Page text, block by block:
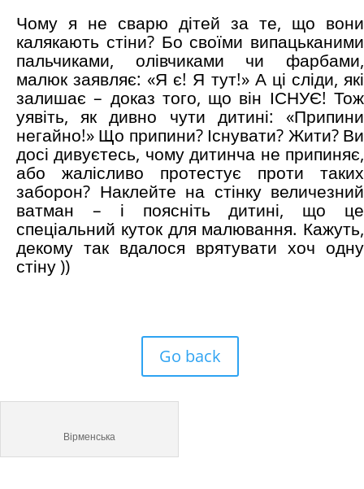
Чому я не сварю дітей за те, що вони
калякають стіни? Бо своїми випацьканими
пальчиками, олівчиками чи фарбами,
малюк заявляє: «Я є! Я тут!» А ці сліди, які
залишає – доказ того, що він ІСНУЄ! Тож
уявіть, як дивно чути дитині: «Припини
негайно!» Що припини? Існувати? Жити? Ви
досі дивуєтесь, чому дитинча не припиняє,
або жалісливо протестує проти таких
заборон? Наклейте на стінку величезний
ватман – і поясніть дитині, що це
спеціальний куток для малювання. Кажуть,
декому так вдалося врятувати хоч одну
стіну ))
Go back
Вірменська